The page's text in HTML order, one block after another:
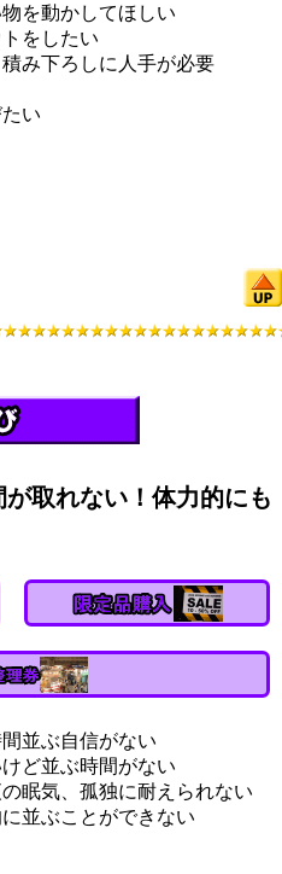
を動かしてほしい
をしたい
み下ろしに人手が必要
い
取れない！体力的にも
並ぶ自信がない
ど並ぶ時間がない
眠気、孤独に耐えられない
並ぶことができない